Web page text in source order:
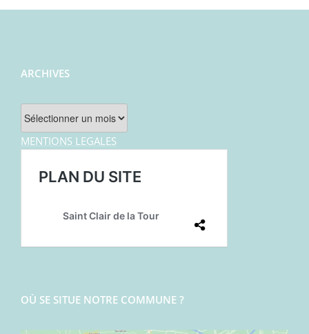
ARCHIVES
Archives
MENTIONS LEGALES
OÙ SE SITUE NOTRE COMMUNE ?